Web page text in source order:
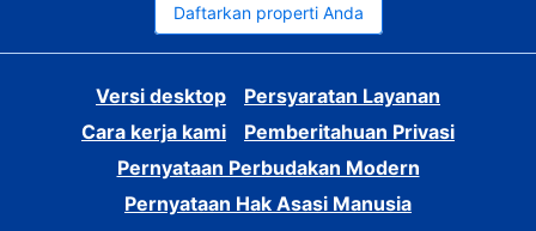
Daftarkan properti Anda
Versi desktop
Persyaratan Layanan
Cara kerja kami
Pemberitahuan Privasi
Pernyataan Perbudakan Modern
Pernyataan Hak Asasi Manusia